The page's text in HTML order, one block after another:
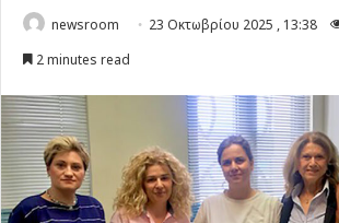
newsroom 23 Οκτωβρίου 2025 , 13:38
2 minutes read